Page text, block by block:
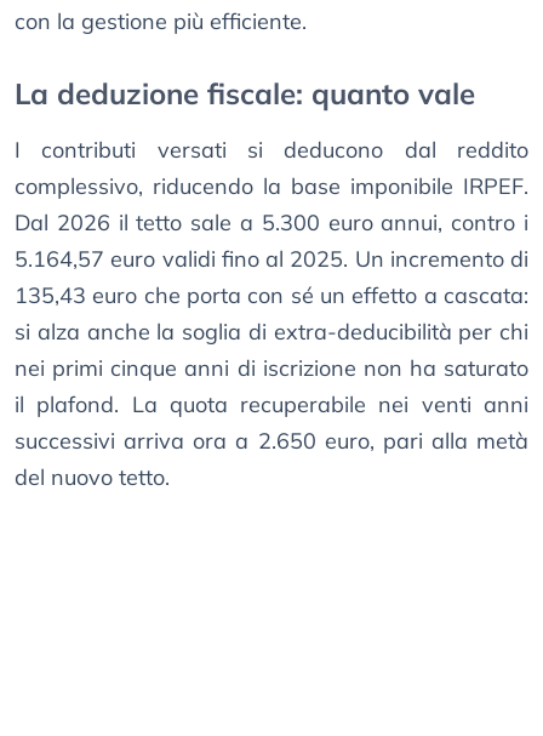
con la gestione più efficiente.
La deduzione fiscale: quanto vale
I contributi versati si deducono dal reddito
complessivo, riducendo la base imponibile IRPEF.
Dal 2026 il tetto sale a 5.300 euro annui, contro i
5.164,57 euro validi fino al 2025. Un incremento di
135,43 euro che porta con sé un effetto a cascata:
si alza anche la soglia di extra-deducibilità per chi
nei primi cinque anni di iscrizione non ha saturato
il plafond. La quota recuperabile nei venti anni
successivi arriva ora a 2.650 euro, pari alla metà
del nuovo tetto.